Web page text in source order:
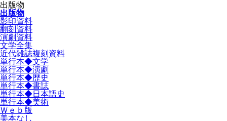
出版物
出版物
影印資料
翻刻資料
演劇資料
文学全集
近代雑誌複刻資料
単行本◆文学
単行本◆演劇
単行本◆歴史
単行本◆書誌
単行本◆日本語史
単行本◆美術
Ｗｅｂ版
美本なし